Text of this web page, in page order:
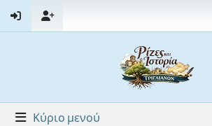
Κύριο μενού